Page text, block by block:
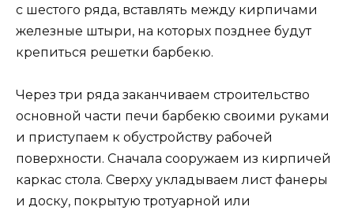
с шестого ряда, вставлять между кирпичами
железные штыри, на которых позднее будут
крепиться решетки барбекю.
Через три ряда заканчиваем строительство
основной части печи барбекю своими руками
и приступаем к обустройству рабочей
поверхности. Сначала сооружаем из кирпичей
каркас стола. Сверху укладываем лист фанеры
и доску, покрытую тротуарной или